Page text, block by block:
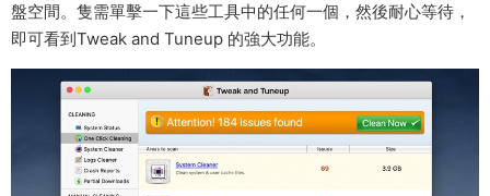
盤空間。隻需單擊一下這些工具中的任何一個，然後耐心等待，
即可看到Tweak and Tuneup 的強大功能。